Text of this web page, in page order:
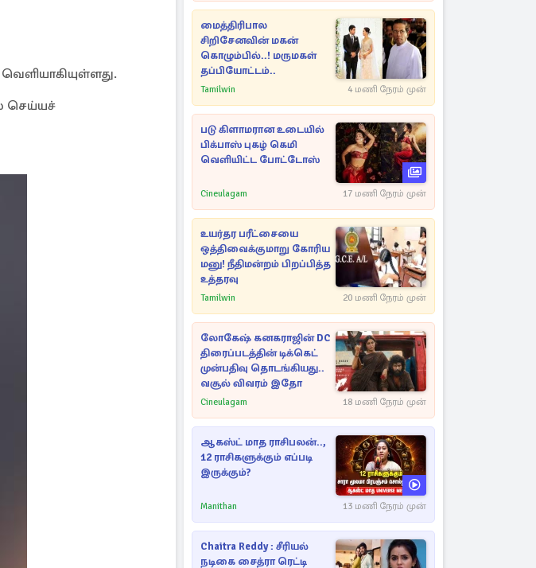
செய்யச்
மைத்திரிபால
சிறிசேனவின் மகன்
கொழும்பில்..! மருமகள்
தப்பியோட்டம்..
Tamilwin 4 மணி நேரம் முன்
படு கிளாமரான உடையில்
பிக்பாஸ் புகழ் கெமி
வெளியிட்ட போட்டோஸ்
Cineulagam 17 மணி நேரம் முன்
உயர்தர பரீட்சையை
ஒத்திவைக்குமாறு கோரிய
மனு! நீதிமன்றம் பிறப்பித்த
உத்தரவு
Tamilwin 20 மணி நேரம் முன்
லோகேஷ் கனகராஜின் DC
திரைப்படத்தின் டிக்கெட்
முன்பதிவு தொடங்கியது..
வசூல் விவரம் இதோ
Cineulagam 18 மணி நேரம் முன்
ஆகஸ்ட் மாத ராசிபலன்..,
12 ராசிகளுக்கும் எப்படி
இருக்கும்?
Manithan 13 மணி நேரம் முன்
Chaitra Reddy : சீரியல்
நடிகை சைத்ரா ரெட்டி